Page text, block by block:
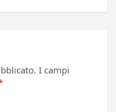
I campi